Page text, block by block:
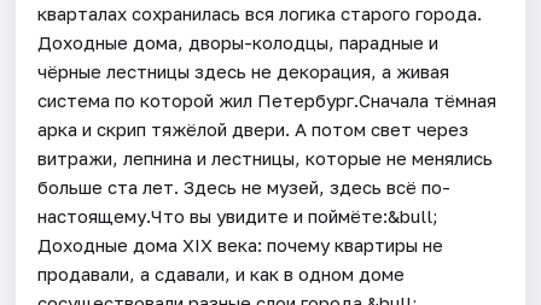
кварталах сохранилась вся логика старого города.
Доходные дома, дворы-колодцы, парадные и
чёрные лестницы здесь не декорация, а живая
система по которой жил Петербург.Сначала тёмная
арка и скрип тяжёлой двери. А потом свет через
витражи, лепнина и лестницы, которые не менялись
больше ста лет. Здесь не музей, здесь всё по-
настоящему.Что вы увидите и поймёте:&bull;
Доходные дома XIX века: почему квартиры не
продавали, а сдавали, и как в одном доме